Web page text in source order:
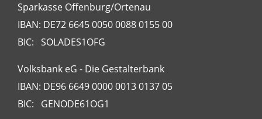
Sparkasse Offenburg/Ortenau
IBAN: DE72 6645 0050 0088 0155 00
BIC: SOLADES1OFG
Volksbank eG - Die Gestalterbank
IBAN: DE96 6649 0000 0013 0137 05
BIC: GENODE61OG1